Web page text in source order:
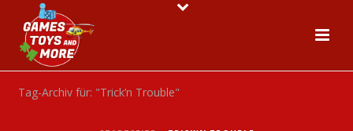
Tag-Archiv für: "Trick’n Trouble"